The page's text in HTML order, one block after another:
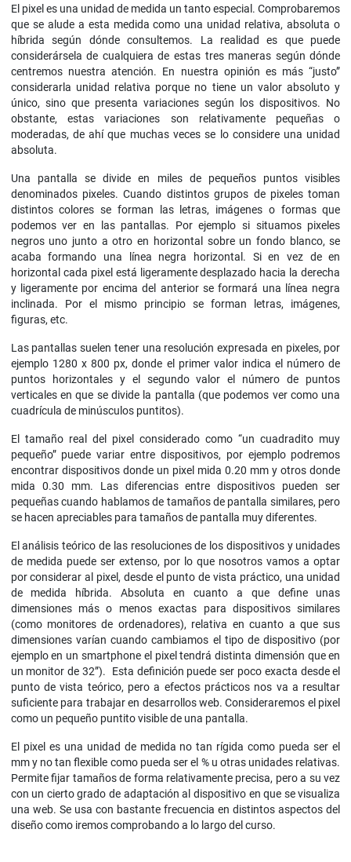
El pixel es una unidad de medida un tanto especial. Comprobaremos
que se alude a esta medida como una unidad relativa, absoluta o
híbrida según dónde consultemos. La realidad es que puede
considerársela de cualquiera de estas tres maneras según dónde
centremos nuestra atención. En nuestra opinión es más “justo”
considerarla unidad relativa porque no tiene un valor absoluto y
único, sino que presenta variaciones según los dispositivos. No
obstante, estas variaciones son relativamente pequeñas o
moderadas, de ahí que muchas veces se lo considere una unidad
absoluta.
Una pantalla se divide en miles de pequeños puntos visibles
denominados pixeles. Cuando distintos grupos de pixeles toman
distintos colores se forman las letras, imágenes o formas que
podemos ver en las pantallas. Por ejemplo si situamos pixeles
negros uno junto a otro en horizontal sobre un fondo blanco, se
acaba formando una línea negra horizontal. Si en vez de en
horizontal cada pixel está ligeramente desplazado hacia la derecha
y ligeramente por encima del anterior se formará una línea negra
inclinada. Por el mismo principio se forman letras, imágenes,
figuras, etc.
Las pantallas suelen tener una resolución expresada en pixeles, por
ejemplo 1280 x 800 px, donde el primer valor indica el número de
puntos horizontales y el segundo valor el número de puntos
verticales en que se divide la pantalla (que podemos ver como una
cuadrícula de minúsculos puntitos).
El tamaño real del pixel considerado como “un cuadradito muy
pequeño” puede variar entre dispositivos, por ejemplo podremos
encontrar dispositivos donde un pixel mida 0.20 mm y otros donde
mida 0.30 mm. Las diferencias entre dispositivos pueden ser
pequeñas cuando hablamos de tamaños de pantalla similares, pero
se hacen apreciables para tamaños de pantalla muy diferentes.
El análisis teórico de las resoluciones de los dispositivos y unidades
de medida puede ser extenso, por lo que nosotros vamos a optar
por considerar al pixel, desde el punto de vista práctico, una unidad
de medida híbrida. Absoluta en cuanto a que define unas
dimensiones más o menos exactas para dispositivos similares
(como monitores de ordenadores), relativa en cuanto a que sus
dimensiones varían cuando cambiamos el tipo de dispositivo (por
ejemplo en un smartphone el pixel tendrá distinta dimensión que en
un monitor de 32”). Esta definición puede ser poco exacta desde el
punto de vista teórico, pero a efectos prácticos nos va a resultar
suficiente para trabajar en desarrollos web. Consideraremos el pixel
como un pequeño puntito visible de una pantalla.
El pixel es una unidad de medida no tan rígida como pueda ser el
mm y no tan flexible como pueda ser el % u otras unidades relativas.
Permite fijar tamaños de forma relativamente precisa, pero a su vez
con un cierto grado de adaptación al dispositivo en que se visualiza
una web. Se usa con bastante frecuencia en distintos aspectos del
diseño como iremos comprobando a lo largo del curso.